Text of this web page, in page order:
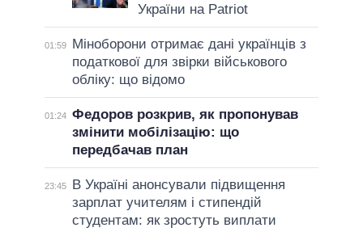
України на Patriot
01:59
Міноборони отримає дані українців з
податкової для звірки військового
обліку: що відомо
01:24 Федоров розкрив, як пропонував
змінити мобілізацію: що
передбачав план
23:45
В Україні анонсували підвищення
зарплат учителям і стипендій
студентам: як зростуть виплати